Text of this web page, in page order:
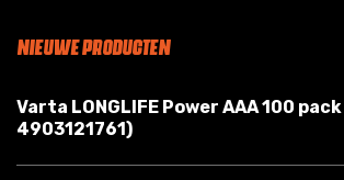
NIEUWE PRODUCTEN
Varta LONGLIFE Power AAA 100
4903121761)